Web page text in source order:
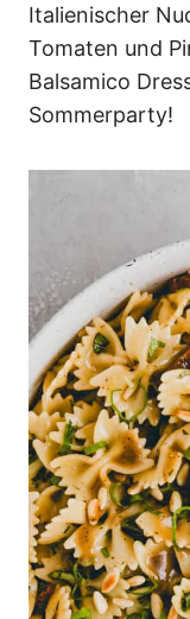
Italienischer
Tomaten und
Balsamico
Sommerparty!